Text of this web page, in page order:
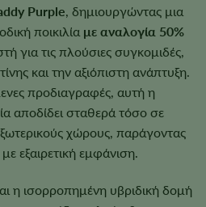
Purple, δημιουργώντας μια
ποικιλία με αναλογία 50%
για τις πλούσιες συγκομιδές,
και την αξιόπιστη ανάπτυξη.
προδιαγραφές, αυτή η
αποδίδει σταθερά τόσο σε
χώρους, παράγοντας
εξαιρετική εμφάνιση.
η ισορροπημένη υβριδική δομή